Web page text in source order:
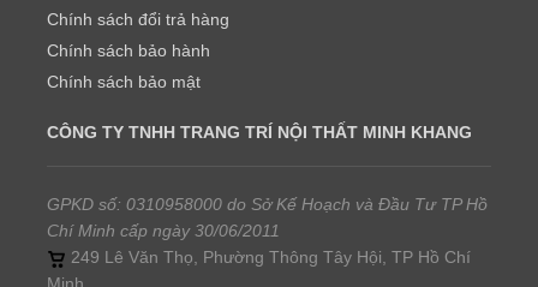
Chính sách đổi trả hàng
Chính sách bảo hành
Chính sách bảo mật
CÔNG TY TNHH TRANG TRÍ NỘI THẤT MINH KHANG
GPKD số: 0310958000 do Sở Kế Hoạch và Đầu Tư TP Hồ
Chí Minh cấp ngày 30/06/2011
249 Lê Văn Thọ, Phường Thông Tây Hội, TP Hồ Chí